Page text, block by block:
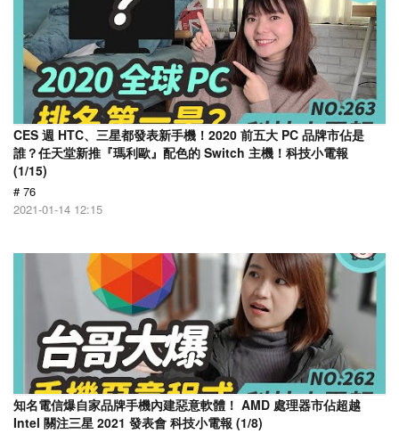
CES 週 HTC、三星都發表新手機！2020 前五大 PC 品牌市佔是
誰？任天堂新推『瑪利歐』配色的 Switch 主機！科技小電報
(1/15)
# 76
2021-01-14 12:15
知名電信爆自家品牌手機內建惡意軟體！ AMD 處理器市佔超越
Intel 關注三星 2021 發表會 科技小電報 (1/8)